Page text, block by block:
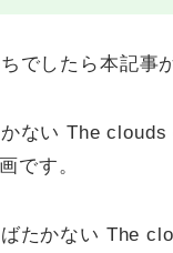
でしたら本記事
かない The
です。
たかない The